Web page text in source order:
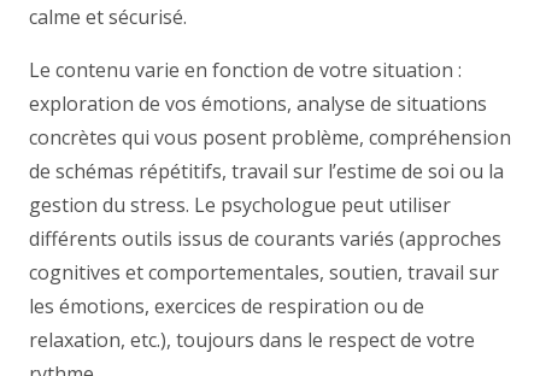
calme et sécurisé.
Le contenu varie en fonction de votre situation :
exploration de vos émotions, analyse de situations
concrètes qui vous posent problème, compréhension
de schémas répétitifs, travail sur l’estime de soi ou la
gestion du stress. Le psychologue peut utiliser
différents outils issus de courants variés (approches
cognitives et comportementales, soutien, travail sur
les émotions, exercices de respiration ou de
relaxation, etc.), toujours dans le respect de votre